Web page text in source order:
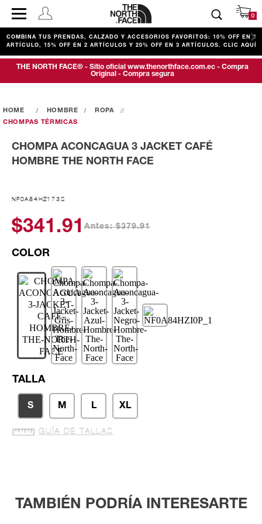
0
COMBINA TUS PRENDAS, CALZADO Y ACCESORIOS FAVORITOS: 10% OFF EN 1
ARTÍCULO, 15% OFF EN 2 ARTÍCULOS Y 20% OFF EN 3 ARTÍCULOS. CLIC AQUÍ
THE NORTH FACE® - Sitio oficial www.thenorthface.com.ec - Compra
Original - Compra segura
HOMBRE
ROPA
CHOMPAS TÉRMICAS
CHOMPA ACONCAGUA 3 JACKET CAFÉ
HOMBRE THE NORTH FACE
NF0A84HZ173S
$341.91 Antes: $379.91
TALLA
S M L XL
GUÍA DE TALLAS
TAMBIÉN PODRÍA INTERESARTE